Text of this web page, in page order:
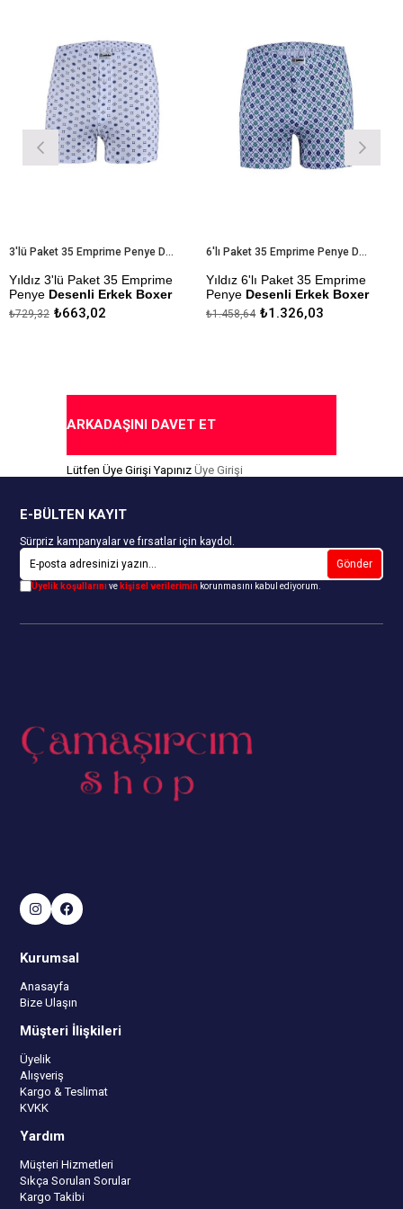
3'lü Paket 35 Emprime Penye Desenli Erkek Boxer
3'lü Paket 35 Emprime
Desenli Erkek Boxer
Kumaştan Üretilmiştir.
Ödeme Seçeneği
₺663,02
6'lı Paket 35 Emprime Penye Desenli Erkek Boxer
Yıldız 6'lı Paket 35 Emprime
PenyeDesenli Erkek Boxer
Modal Kumaştan Üretilmiştir.
Kapıda Ödeme Seçeneği
₺1.326,03
₺1.458,64
ARKADAŞINI DAVET ET
Lütfen Üye Girişi Yapınız Üye Girişi
E-BÜLTEN KAYIT
Sürpriz kampanyalar ve fırsatlar için kaydol.
Gönder
Üyelik koşullarınıve kişisel verilerimin korunmasını kabul ediyorum.
Kurumsal
Anasayfa
Bize Ulaşın
Müşteri İlişkileri
Üyelik
Alışveriş
Kargo & Teslimat
KVKK
Yardım
Müşteri Hizmetleri
Sıkça Sorulan Sorular
Kargo Takibi